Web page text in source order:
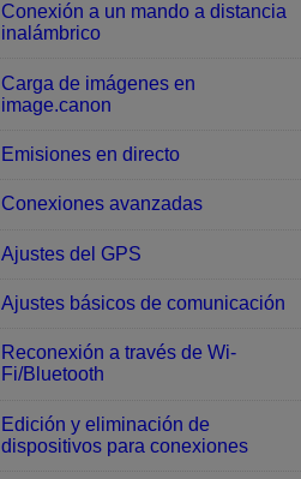
Conexión a un mando a distancia
inalámbrico
Carga de imágenes en
image.canon
Emisiones en directo
Conexiones avanzadas
Ajustes del GPS
Ajustes básicos de comunicación
Reconexión a través de Wi-
Fi/Bluetooth
Edición y eliminación de
dispositivos para conexiones